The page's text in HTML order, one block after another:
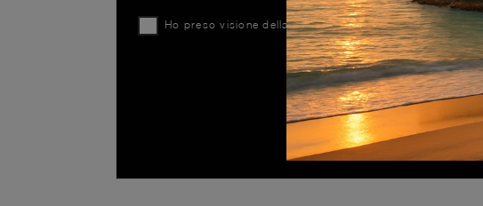
Ho preso visione dellaPrivacy Policy